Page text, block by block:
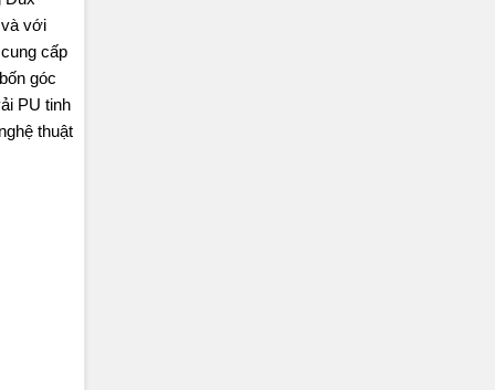
với
cấp
góc
PU tinh
thuật